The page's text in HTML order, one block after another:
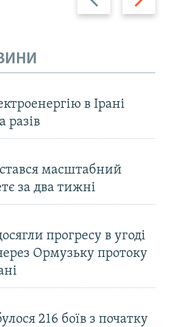
в Ірані
разів
стався масштабний
за два тижні
прогресу в угоді
Ормузьку протоку
216 боїв з початку